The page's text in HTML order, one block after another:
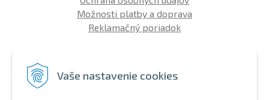
Vaše nastavenie cookies
Možnosti platby a doprava
Reklamačný poriadok